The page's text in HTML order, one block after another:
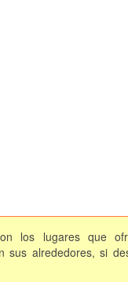
los lugares que
alrededores, si